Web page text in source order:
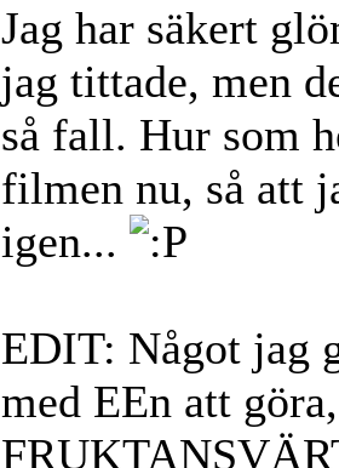
Jag har säkert
jag tittade, men
så fall. Hur som
filmen nu, så att
igen...
EDIT: Något jag
med EEn att